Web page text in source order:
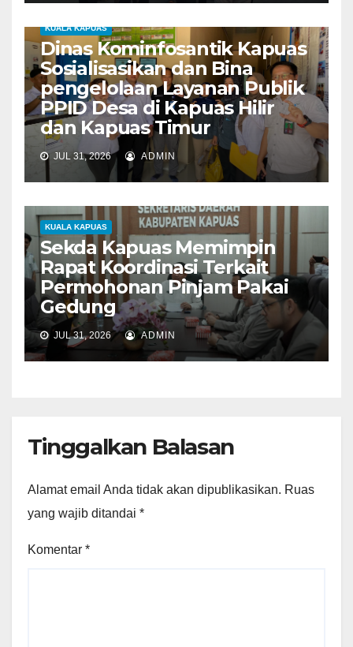
KUALA KAPUAS
Dinas Kominfosantik Kapuas
Sosialisasikan dan Bina
pengelolaan Layanan Publik
PPID Desa di Kapuas Hilir
dan Kapuas Timur
JUL 31, 2026 ADMIN
KUALA KAPUAS
Sekda Kapuas Memimpin
Rapat Koordinasi Terkait
Permohonan Pinjam Pakai
Gedung
JUL 31, 2026 ADMIN
Tinggalkan Balasan
Alamat email Anda tidak akan dipublikasikan. Ruas
yang wajib ditandai *
Komentar *